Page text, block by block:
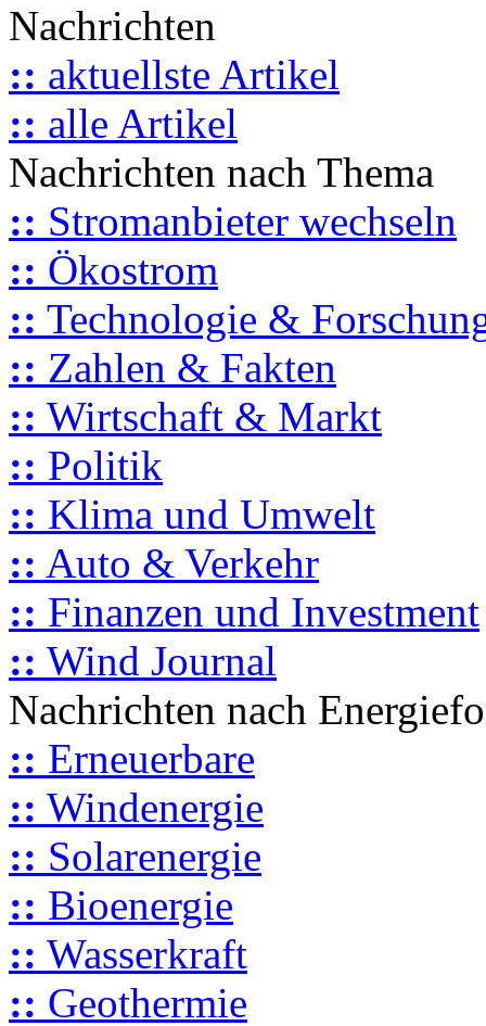
Nachrichten
:: aktuellste Artikel
:: alle Artikel
Nachrichten nach Thema
:: Stromanbieter wechseln
:: Ökostrom
:: Technologie &
:: Zahlen & Fakten
:: Wirtschaft & Markt
:: Politik
:: Klima und Umwelt
:: Auto & Verkehr
:: Finanzen und Investment
:: Wind Journal
Nachrichten nach
:: Erneuerbare
:: Windenergie
:: Solarenergie
:: Bioenergie
:: Wasserkraft
:: Geothermie